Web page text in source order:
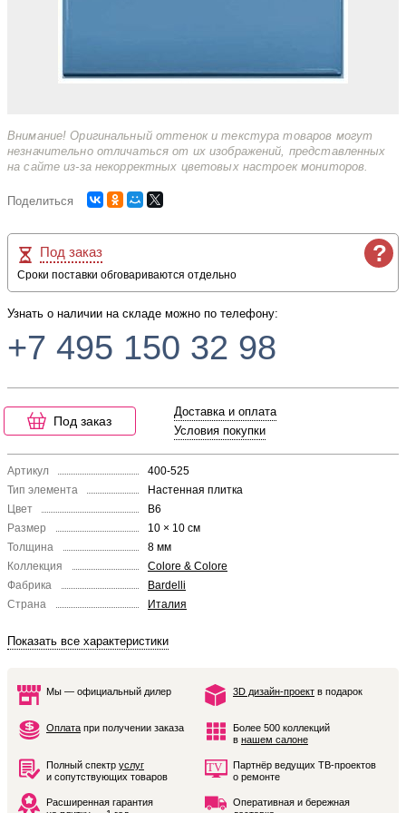
Внимание! Оригинальный оттенок и текстура товаров могут
незначительно отличаться от их изображений, представленных
на сайте из-за некорректных цветовых настроек мониторов.
Поделиться
?
Под заказ
Сроки поставки обговариваются отдельно
Узнать о наличии на складе можно по телефону:
+7 495 150 32 98
Под заказ
Доставка и оплата
Условия покупки
Артикул
400-525
Тип элемента
Настенная плитка
Цвет
B6
Размер
10 × 10 см
Толщина
8 мм
Коллекция
Colore & Colore
Фабрика
Bardelli
Страна
Италия
Показать все характеристики
Мы — официальный дилер 3D дизайн-проект в подарок
Оплата при получении заказа
Более 500 коллекций
в нашем салоне
Полный спектр услуг
и сопутствующих товаров
Партнёр ведущих ТВ-проектов
о ремонте
Расширенная гарантия
Оперативная и бережная